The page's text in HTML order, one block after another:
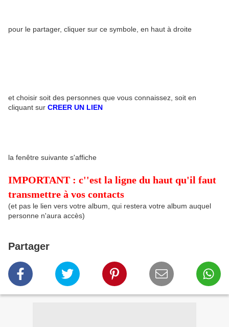
pour le partager, cliquer sur ce symbole, en haut à droite
et choisir soit des personnes que vous connaissez, soit en
cliquant sur CREER UN LIEN
la fenêtre suivante s'affiche
IMPORTANT : c''est la ligne du haut qu'il faut
transmettre à vos contacts
(et pas le lien vers votre album, qui restera votre album auquel
personne n'aura accès)
Partager